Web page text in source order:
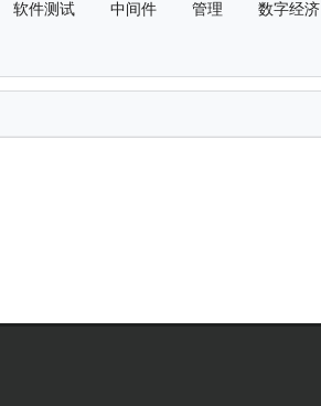
软件测试 中间件 管理 数字经济